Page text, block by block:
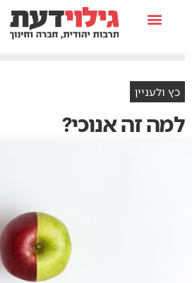
כץ ולעניין
למה זה אנוכי?